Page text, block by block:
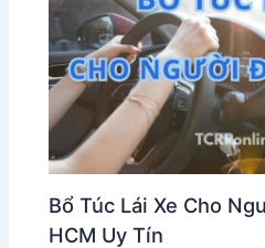
Bổ Túc Lái Xe Cho
HCM Uy Tín